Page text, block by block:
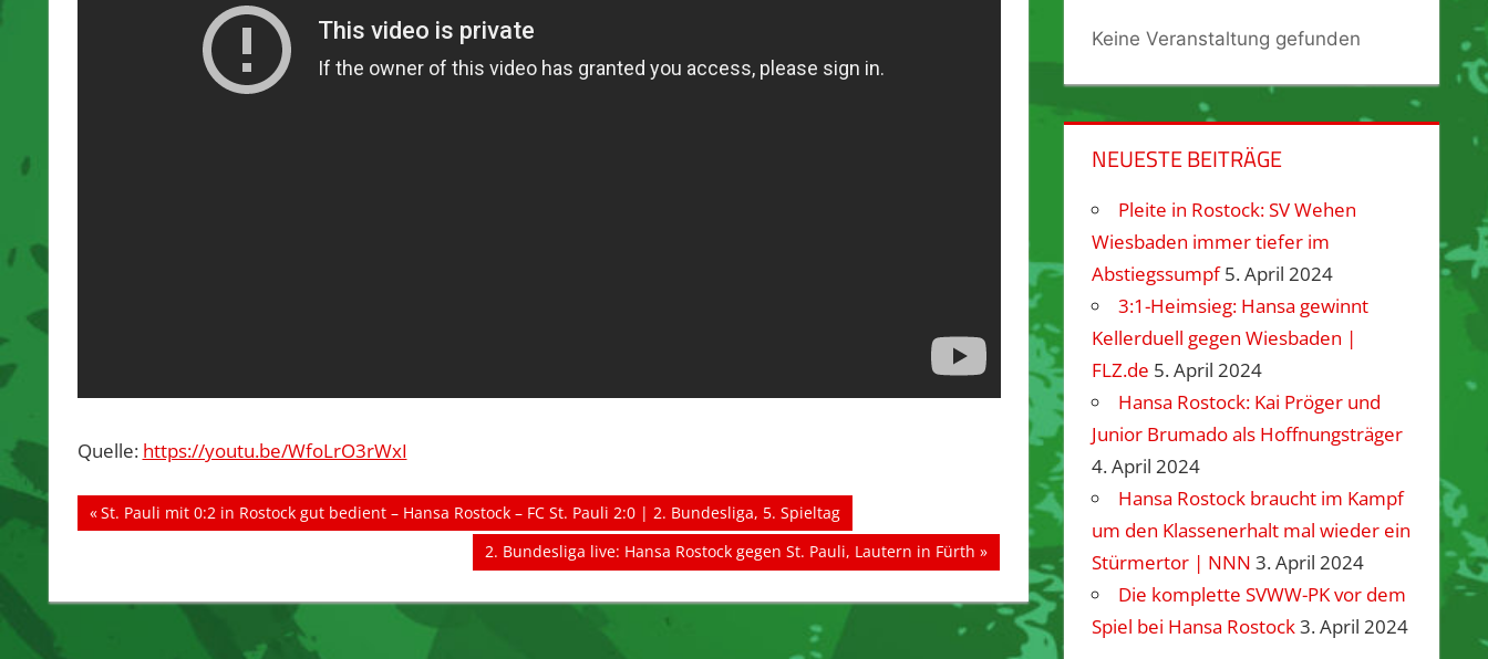
Quelle: https://youtu.be/WfoLrO3rWxI
Beitragsnavigation
Vorheriger
Beitrag:
St. Pauli mit 0:2 in Rostock gut bedient – Hansa Rostock – FC St. Pauli 2:0 | 2. Bundesliga, 5. Spieltag
Nächster
Beitrag:
2. Bundesliga live: Hansa Rostock gegen St. Pauli, Lautern in Fürth
Keine Veranstaltung gefunden
NEUESTE BEITRÄGE
Pleite in Rostock: SV Wehen
Wiesbaden immer tiefer im
Abstiegssumpf 5. April 2024
3:1-Heimsieg: Hansa gewinnt
Kellerduell gegen Wiesbaden |
FLZ.de 5. April 2024
Hansa Rostock: Kai Pröger und
Junior Brumado als Hoffnungsträger
4. April 2024
Hansa Rostock braucht im Kampf
um den Klassenerhalt mal wieder ein
Stürmertor | NNN 3. April 2024
Die komplette SVWW-PK vor dem
Spiel bei Hansa Rostock3. April 2024